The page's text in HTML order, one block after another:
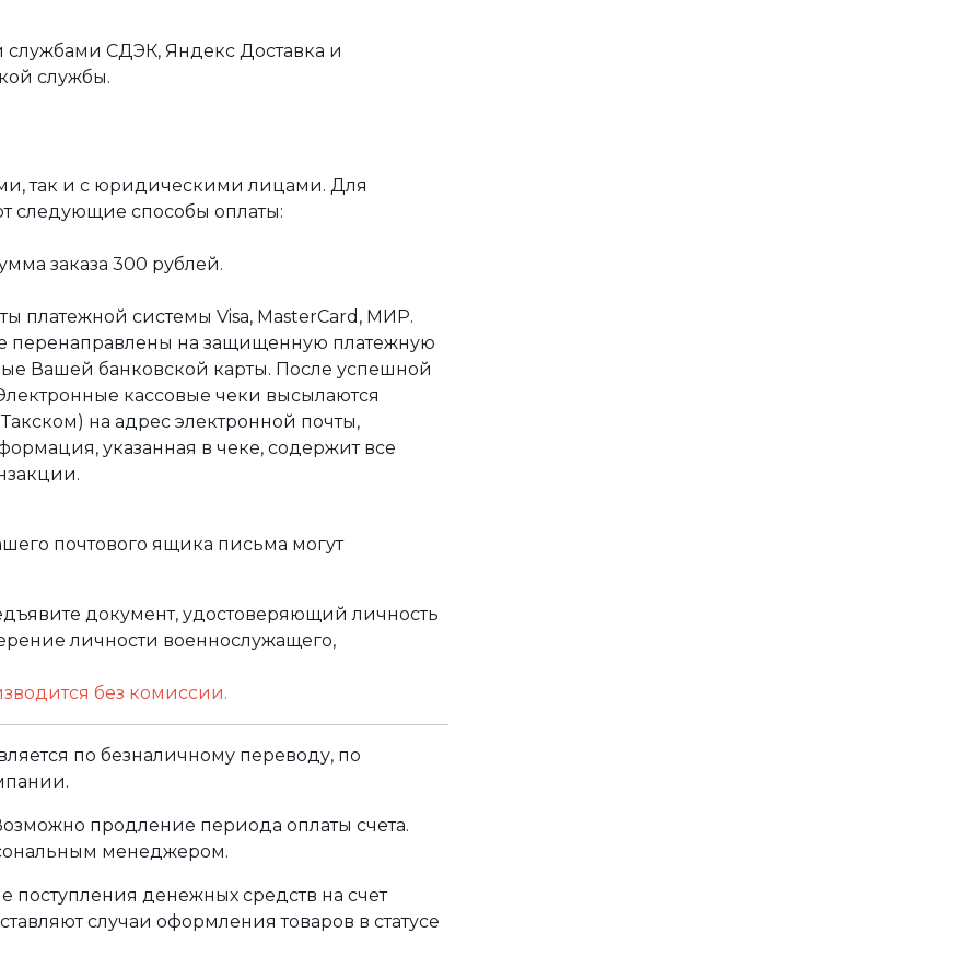
службами СДЭК, Яндекс Доставка и
службы.
так и с юридическими лицами. Для
следующие способы оплаты:
заказа 300 рублей.
платежной системы Visa, MasterCard, МИР.
перенаправлены на защищенную платежную
Вашей банковской карты. После успешной
кассовые чеки высылаются
на адрес электронной почты,
указанная в чеке, содержит все
почтового ящика письма могут
документ, удостоверяющий личность
личности военнослужащего,
без комиссии.
по безналичному переводу, по
продление периода оплаты счета.
менеджером.
поступления денежных средств на счет
случаи оформления товаров в статусе